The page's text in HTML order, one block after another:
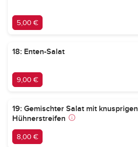
5,00 €
18: Enten-Salat
9,00 €
19: Gemischter Salat mit knusprigen
Hühnerstreifen
8,00 €